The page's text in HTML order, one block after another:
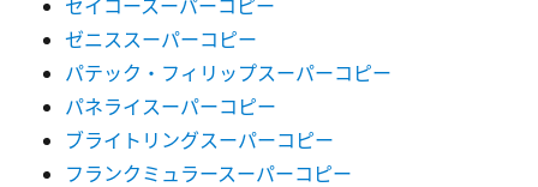
セイコースーパーコピー
ゼニススーパーコピー
パテック・フィリップスーパーコピー
パネライスーパーコピー
ブライトリングスーパーコピー
フランクミュラースーパーコピー